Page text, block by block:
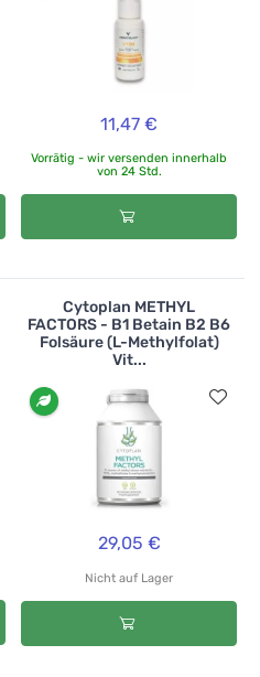
11,47 €
Vorrätig - wir versenden innerhalb
von 24 Std.
Cytoplan METHYL
FACTORS - B1 Betain B2 B6
Folsäure (L-Methylfolat)
Vit...
29,05 €
Nicht auf Lager